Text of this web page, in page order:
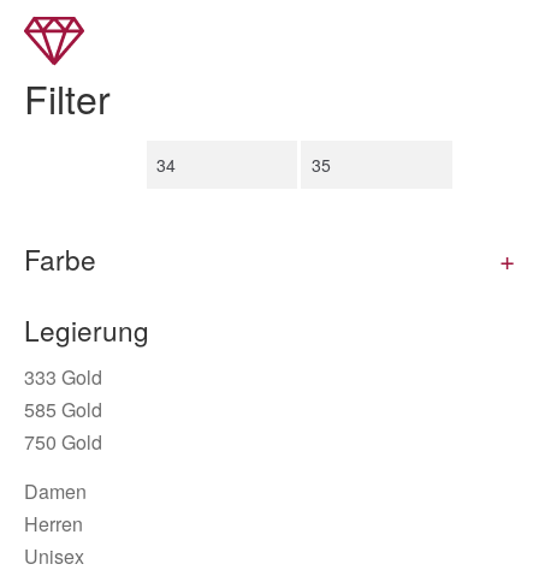
Filter
Farbe
+
Legierung
333 Gold
585 Gold
750 Gold
Damen
Herren
Unisex